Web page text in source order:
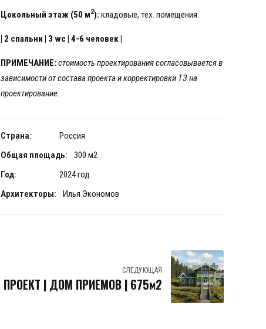
Цокольный этаж (50 м2): кладовые, тех. помещения.
| 2 спальни | 3 wc | 4-6 человек |
ПРИМЕЧАНИЕ: стоимость проектирования согласовывается в
зависимости от состава проекта и корректировки ТЗ на
проектирование.
Страна:
Россия
Общая площадь:
300 м2
Год:
2024 год
Архитекторы:
Илья Экономов
СЛЕДУЮЩАЯ
ПРОЕКТ | ДОМ ПРИЕМОВ | 675м2